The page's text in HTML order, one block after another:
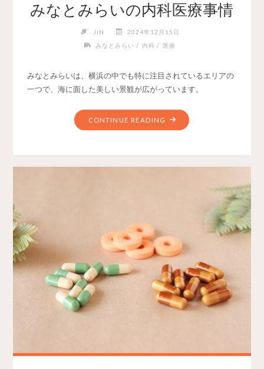
みなとみらいの内科医療事情
JIN
2024年12月15日
みなとみらい / 内科 / 医療
みなとみらいは、横浜の中でも特に注目されているエリアの
一つで、海に面した美しい景観が広がっています。
CONTINUE READING